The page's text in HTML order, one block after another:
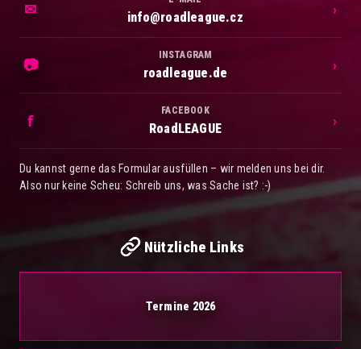
✉ info@roadleague.cz ›
📷
INSTAGRAM
roadleague.de ›
f
FACEBOOK
RoadLEAGUE ›
Du kannst gerne das Formular ausfüllen – wir melden uns bei dir.
Also nur keine Scheu: Schreib uns, was Sache ist? :-)
Nützliche Links
Termine 2026